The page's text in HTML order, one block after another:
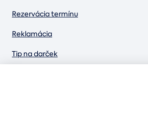
Rezervácia termínu
Reklamácia
Tip na darček